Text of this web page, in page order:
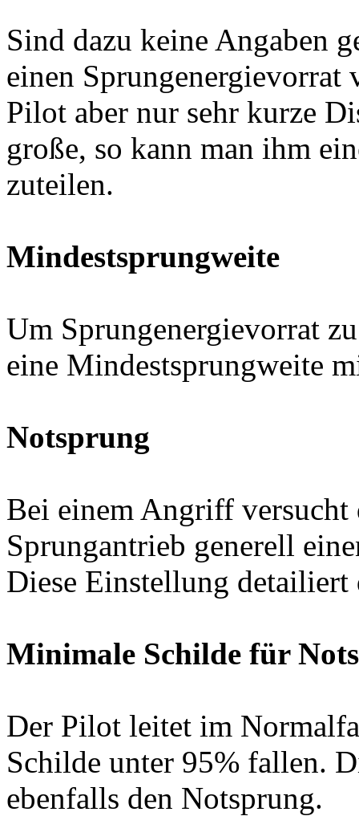
Sind dazu keine Angaben
einen Sprungenergievorrat
Pilot aber nur sehr kurze
große, so kann man ihm
zuteilen.
Mindestsprungweite
Um Sprungenergievorrat
eine Mindestsprungweite
Notsprung
Bei einem Angriff
Sprungantrieb generell
Diese Einstellung detailiert
Minimale Schilde für
Der Pilot leitet im
Schilde unter 95% fallen.
ebenfalls den Notsprung.